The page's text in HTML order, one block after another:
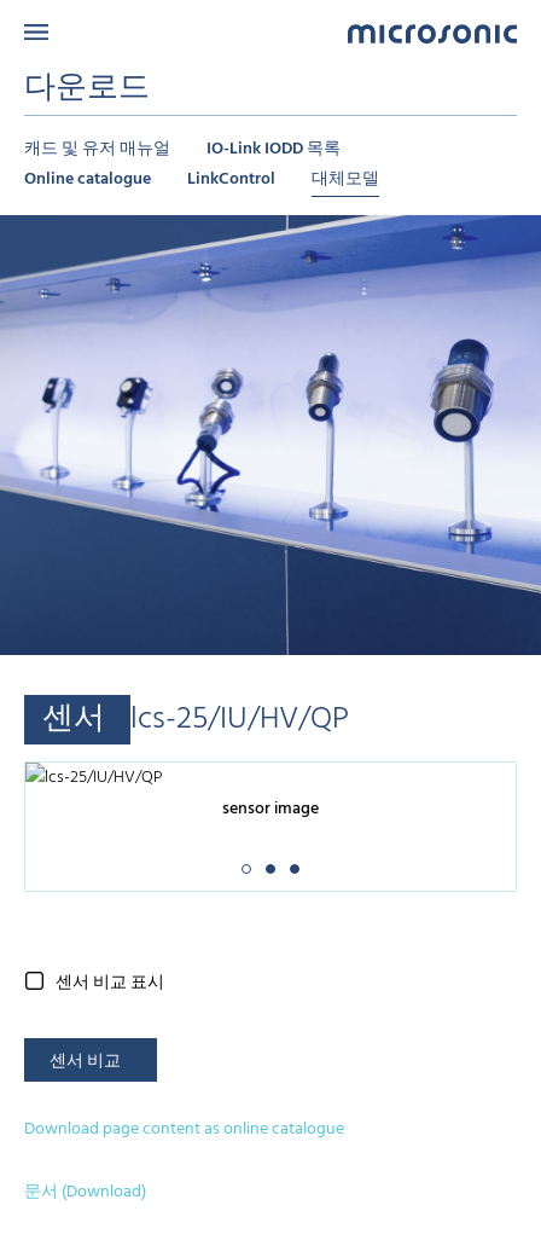
다운로드
캐드 및 유저 매뉴얼
IO-Link IODD 목록
Online catalogue
LinkControl 대체모델
센서 lcs-25/IU/HV/QP
sensor image
센서 비교 표시
센서 비교
Download page content as online catalogue
문서 (Download)